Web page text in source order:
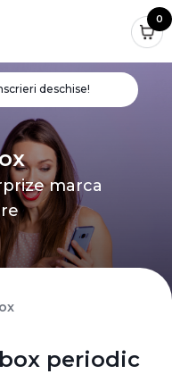
0
deschise!
marca
periodic